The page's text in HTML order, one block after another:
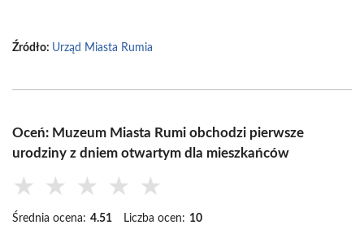
Źródło: Urząd Miasta Rumia
Oceń: Muzeum Miasta Rumi obchodzi pierwsze
urodziny z dniem otwartym dla mieszkańców
★ ★ ★ ★ ★
Średnia ocena: 4.51 Liczba ocen: 10